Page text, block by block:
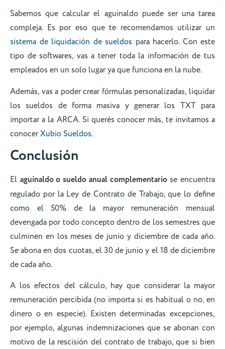
Sabemos que calcular el aguinaldo puede ser una tarea
compleja. Es por eso que te recomendamos utilizar un
sistema de liquidación de sueldos para hacerlo. Con este
tipo de softwares, vas a tener toda la información de tus
empleados en un solo lugar ya que funciona en la nube.
Además, vas a poder crear fórmulas personalizadas, liquidar
los sueldos de forma masiva y generar los TXT para
importar a la ARCA. Si querés conocer más, te invitamos a
conocerXubio Sueldos.
Conclusión
El aguinaldo o sueldo anual complementariose encuentra
regulado por la Ley de Contrato de Trabajo, que lo define
como el 50% de la mayor remuneración mensual
devengada por todo concepto dentro de los semestres que
culminen en los meses de junio y diciembre de cada año.
Se abona en dos cuotas, el 30 de junio y el 18 de diciembre
de cada año.
A los efectos del cálculo, hay que considerar la mayor
remuneración percibida (no importa si es habitual o no, en
dinero o en especie). Existen determinadas excepciones,
por ejemplo, algunas indemnizaciones que se abonan con
motivo de la rescisión del contrato de trabajo, que si bien